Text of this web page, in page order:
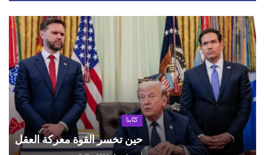
كتّابنا
حين تخسر القوة معركة العقل